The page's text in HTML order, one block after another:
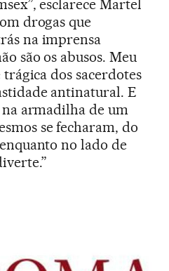
esclarece Martel
drogas que
na imprensa
são os abusos. Meu
dos sacerdotes
antinatural. E
na armadilha de um
se fecharam, do
no lado de